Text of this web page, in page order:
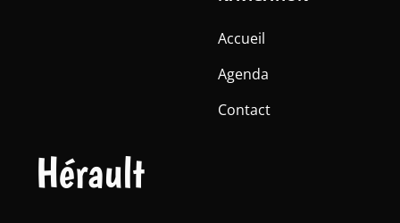
Hérault
Accueil
Agenda
Contact